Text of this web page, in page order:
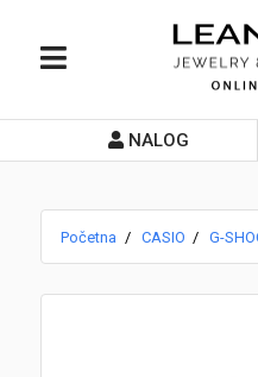
Početna
Prodavnice
NALOG
Početna CASIO G-